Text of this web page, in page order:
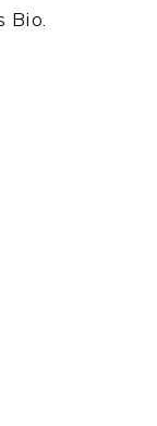
Bio.